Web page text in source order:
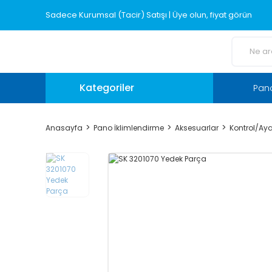
Sadece Kurumsal (Tacir) Satışı | Üye olun, fiyat görün
Kategoriler
Anasayfa Pano İklimlendirme Aksesuarlar Kontrol/